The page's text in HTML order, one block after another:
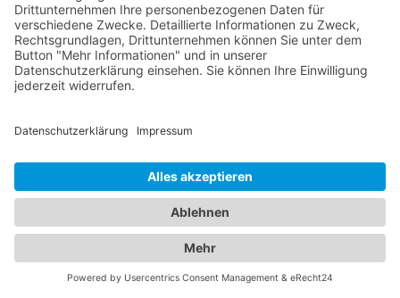
vertrauenswürdigen Abschleppdiensten, um Ihnen
im Notfall schnell und effizient zu helfen. Unser
Branchenportal vereint alle Informationen, die Sie
für Ihren nächsten Hotelaufenthalt und für den Fall
einer Fahrzeugpanne benötigen. Wir sorgen dafür,
Mobilität in besten Händen wissen.
Jetzt Abschleppdienst finden!